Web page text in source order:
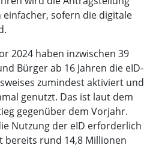
sofern die digitale
2024 haben inzwischen 39
Bürger ab 16 Jahren die eID-
zumindest aktiviert und
genutzt. Das ist laut dem
gegenüber dem Vorjahr.
Nutzung der eID erforderlich
bereits rund 14,8 Millionen